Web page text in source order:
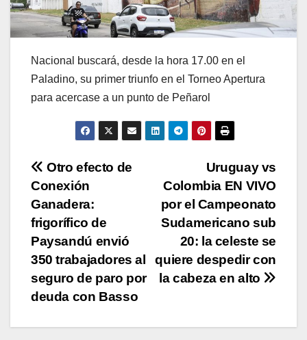
Nacional buscará, desde la hora 17.00 en el
Paladino, su primer triunfo en el Torneo Apertura
para acercase a un punto de Peñarol
Navegación
de
entradas
Uruguay vs
Colombia EN VIVO
por el Campeonato
Sudamericano sub
20: la celeste se
quiere despedir con
la cabeza en alto
Otro efecto de
Conexión
Ganadera:
frigorífico de
Paysandú envió
350 trabajadores al
seguro de paro por
deuda con Basso